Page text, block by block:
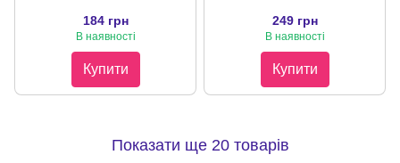
184 грн
В наявності
Купити
249 грн
В наявності
Купити
Показати ще 20 товарів